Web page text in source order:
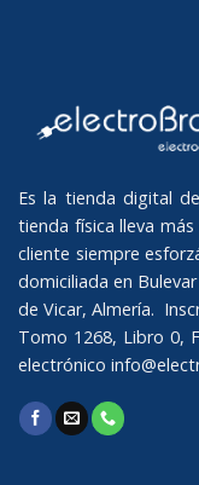
Es la tienda digital
tienda física lleva
cliente siempre
domiciliada en
de Vicar, Almería.
Tomo 1268, Libro 0,
electrónico